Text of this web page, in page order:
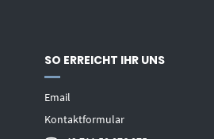
SO ERREICHT IHR UNS
Email
Kontaktformular